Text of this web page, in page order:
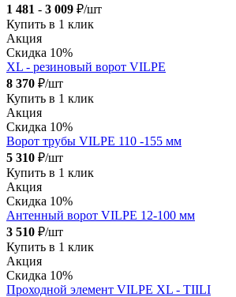
1 481 - 3 009 ₽/шт
Купить в 1 клик
Акция
Скидка 10%
XL - pезиновый ворот VILPE
8 370 ₽/шт
Купить в 1 клик
Акция
Скидка 10%
Ворот трубы VILPE 110 -155 мм
5 310 ₽/шт
Купить в 1 клик
Акция
Скидка 10%
Антенный ворот VILPE 12-100 мм
3 510 ₽/шт
Купить в 1 клик
Акция
Скидка 10%
Проходной элемент VILPE XL - TIILI